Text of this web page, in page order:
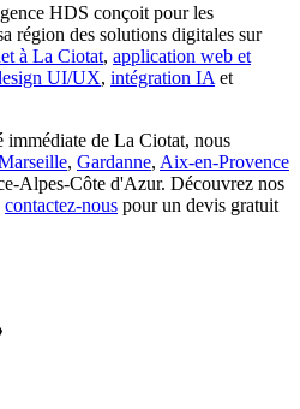
HDS conçoit pour les
région des solutions digitales sur
à La Ciotat, application web et
UI/UX, intégration IA et
immédiate de La Ciotat, nous
, Gardanne, Aix-en-Provence
Alpes-Côte d'Azur. Découvrez nos
contactez-nous pour un devis gratuit